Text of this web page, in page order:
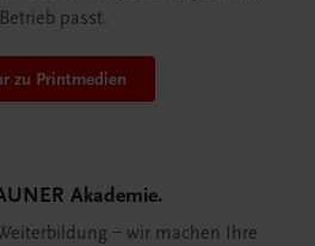
passt.
zu Printmedien
Akademie.
– wir machen Ihre